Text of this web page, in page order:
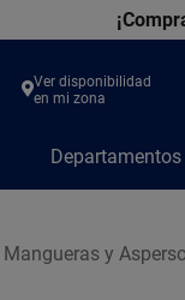
Ver disponibilidad
en mi zona
Departamentos
Mangueras y